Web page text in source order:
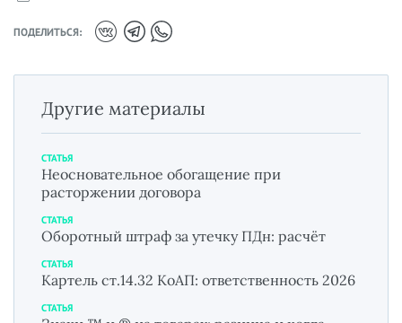
ПОДЕЛИТЬСЯ:
Другие материалы
СТАТЬЯ
Неосновательное обогащение при
расторжении договора
СТАТЬЯ
Оборотный штраф за утечку ПДн: расчёт
СТАТЬЯ
Картель ст.14.32 КоАП: ответственность 2026
СТАТЬЯ